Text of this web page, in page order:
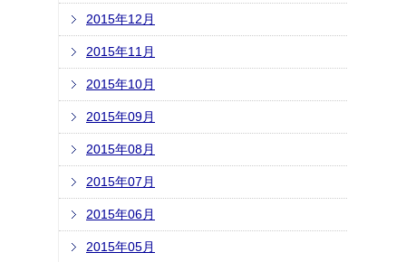
2015年12月
2015年11月
2015年10月
2015年09月
2015年08月
2015年07月
2015年06月
2015年05月